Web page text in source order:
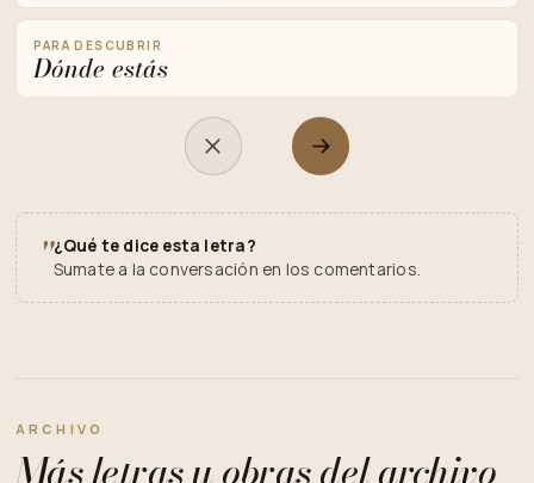
PARA DESCUBRIR
Dónde estás
"¿Qué te dice esta letra?
Sumate a la conversación en los comentarios.
ARCHIVO